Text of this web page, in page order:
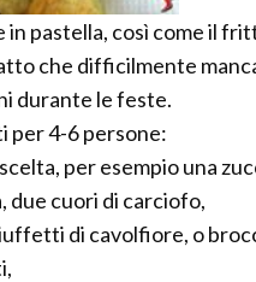
in pastella, così come il
che difficilmente
durante le feste.
per 4-6 persone:
per esempio una
due cuori di carciofo,
di cavolfiore, o